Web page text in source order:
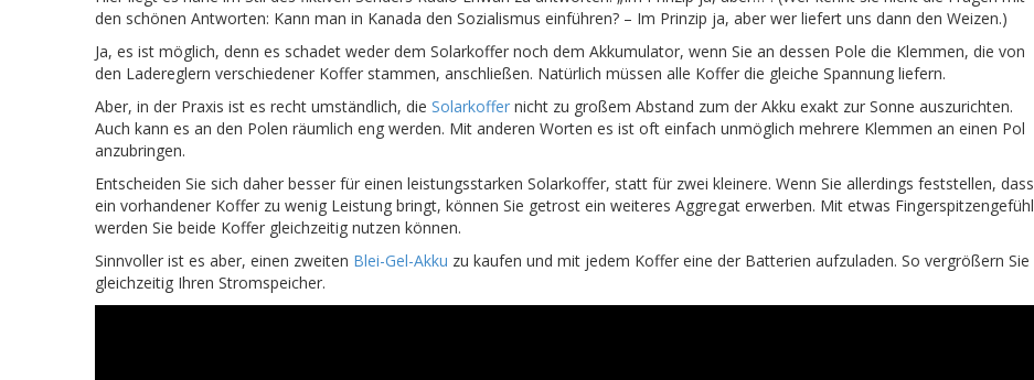
den schönen Antworten: Kann man in Kanada den Sozialismus einführen? – Im Prinzip ja, aber wer liefert uns dann den Weizen.)
Ja, es ist möglich, denn es schadet weder dem Solarkoffer noch dem Akkumulator, wenn Sie an dessen Pole die Klemmen, die von
den Ladereglern verschiedener Koffer stammen, anschließen. Natürlich müssen alle Koffer die gleiche Spannung liefern.
Aber, in der Praxis ist es recht umständlich, die Solarkoffer nicht zu großem Abstand zum der Akku exakt zur Sonne auszurichten.
Auch kann es an den Polen räumlich eng werden. Mit anderen Worten es ist oft einfach unmöglich mehrere Klemmen an einen Pol
anzubringen.
Entscheiden Sie sich daher besser für einen leistungsstarken Solarkoffer, statt für zwei kleinere. Wenn Sie allerdings feststellen, dass
ein vorhandener Koffer zu wenig Leistung bringt, können Sie getrost ein weiteres Aggregat erwerben. Mit etwas Fingerspitzengefühl
werden Sie beide Koffer gleichzeitig nutzen können.
Sinnvoller ist es aber, einen zweiten Blei-Gel-Akku zu kaufen und mit jedem Koffer eine der Batterien aufzuladen. So vergrößern Sie
gleichzeitig Ihren Stromspeicher.